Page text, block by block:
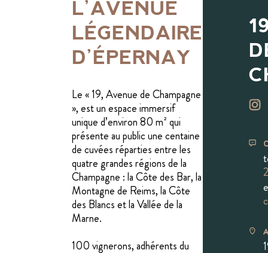
L’AVENUE
LÉGENDAIRE
D’ÉPERNAY
Le « 19, Avenue de Champagne
», est un espace immersif
unique d’environ 80 m² qui
présente au public une centaine
de cuvées réparties entre les
quatre grandes régions de la
Champagne : la Côte des Bar, la
Montagne de Reims, la Côte
des Blancs et la Vallée de la
Marne.
100 vignerons, adhérents du